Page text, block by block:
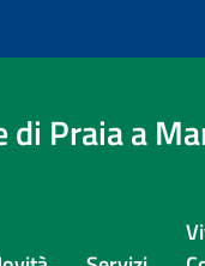
di Praia a